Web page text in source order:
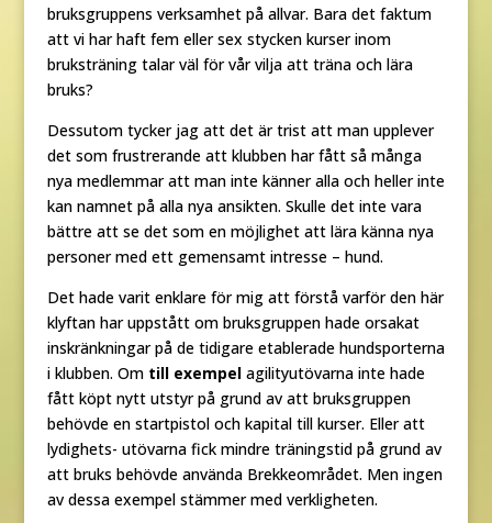
bruksgruppens verksamhet på allvar. Bara det faktum
att vi har haft fem eller sex stycken kurser inom
bruksträning talar väl för vår vilja att träna och lära
bruks?
Dessutom tycker jag att det är trist att man upplever
det som frustrerande att klubben har fått så många
nya medlemmar att man inte känner alla och heller inte
kan namnet på alla nya ansikten. Skulle det inte vara
bättre att se det som en möjlighet att lära känna nya
personer med ett gemensamt intresse – hund.
Det hade varit enklare för mig att förstå varför den här
klyftan har uppstått om bruksgruppen hade orsakat
inskränkningar på de tidigare etablerade hundsporterna
i klubben. Om till exempel agilityutövarna inte hade
fått köpt nytt utstyr på grund av att bruksgruppen
behövde en startpistol och kapital till kurser. Eller att
lydighets- utövarna fick mindre träningstid på grund av
att bruks behövde använda Brekkeområdet. Men ingen
av dessa exempel stämmer med verkligheten.